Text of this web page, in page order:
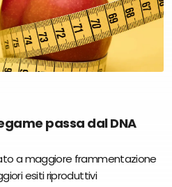
passa dal DNA
a maggiore frammentazione
esiti riproduttivi